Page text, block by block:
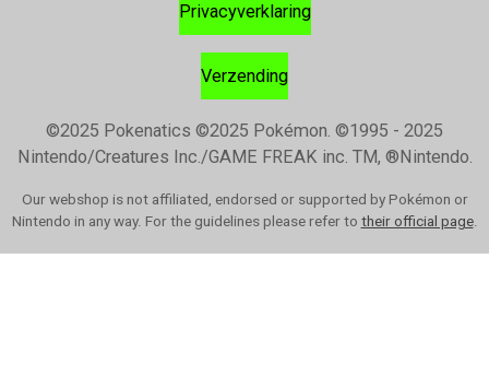
Privacyverklaring
Verzending
©2025 Pokenatics ©2025 Pokémon. ©1995 - 2025
Nintendo/Creatures Inc./GAME FREAK inc. TM, ®Nintendo.
Our webshop is not affiliated, endorsed or supported by Pokémon or
Nintendo in any way. For the guidelines please refer to their official page.